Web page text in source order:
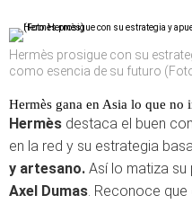
Hermès prosigue con su
como esencia de su futuro
Hermès gana en Asia lo que no
Hermès destaca el buen
en la red y su estrategia
y artesano. Así lo matiza
Axel Dumas. Reconoce